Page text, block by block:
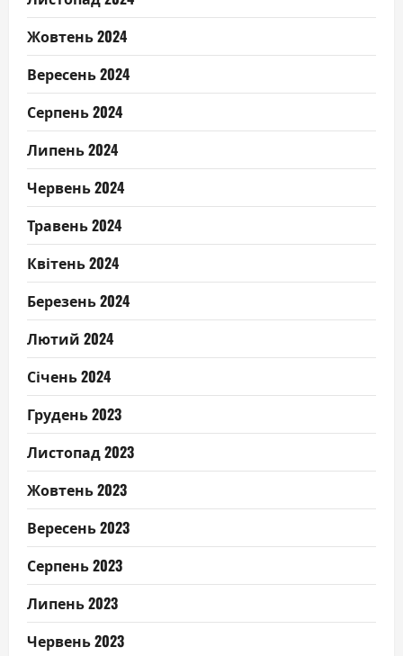
Жовтень 2024
Вересень 2024
Серпень 2024
Липень 2024
Червень 2024
Травень 2024
Квітень 2024
Березень 2024
Лютий 2024
Січень 2024
Грудень 2023
Листопад 2023
Жовтень 2023
Вересень 2023
Серпень 2023
Липень 2023
Червень 2023